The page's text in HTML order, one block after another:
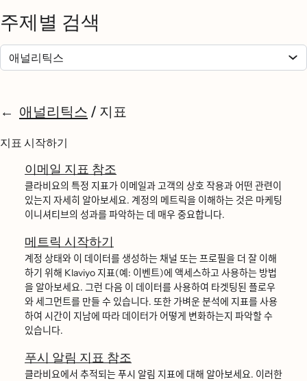
주제별 검색
애널리틱스 / 지표
지표 시작하기
이메일 지표 참조
클라비요의 특정 지표가 이메일과 고객의 상호 작용과 어떤 관련이
있는지 자세히 알아보세요. 계정의 메트릭을 이해하는 것은 마케팅
이니셔티브의 성과를 파악하는 데 매우 중요합니다.
메트릭 시작하기
계정 상태와 이 데이터를 생성하는 채널 또는 프로필을 더 잘 이해
하기 위해 Klaviyo 지표(예: 이벤트)에 액세스하고 사용하는 방법
을 알아보세요. 그런 다음 이 데이터를 사용하여 타겟팅된 플로우
와 세그먼트를 만들 수 있습니다. 또한 가벼운 분석에 지표를 사용
하여 시간이 지남에 따라 데이터가 어떻게 변화하는지 파악할 수
있습니다.
푸시 알림 지표 참조
클라비요에서 추적되는 푸시 알림 지표에 대해 알아보세요. 이러한